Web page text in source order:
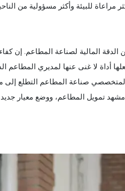
مراعاة للبيئة وأكثر مسؤولية من
أداة لا غنى عنها لمديري
لمتخصصي صناعة المطاعم التطلع إلى